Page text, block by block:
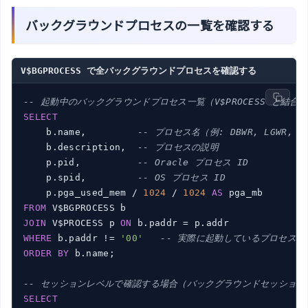
バックグラウンドプロセスの一覧を確認する
V$BGPROCESS で全バックグラウンドプロセスを確認する
-- 起動中のバックグラウンドプロセス一覧（V$PROCESS と結合）
SELECT
    b.name,
-- プロセス名（例: DBWR, LGWR,
    b.description,
-- プロセスの説明
    p.pid,
-- Oracle プロセス ID
    p.spid,
-- OS プロセス ID
    p.pga_used_mem /
1024 / 1024 AS
FROM
JOIN V$PROCESS p ON
b.paddr = p.addr
WHERE b.paddr != '00'
-- 実際に起動しているプロセスの
ORDER
BY b.name;
-- セッションレベルで確認する場合（バックグラウンドセッション
SELECT